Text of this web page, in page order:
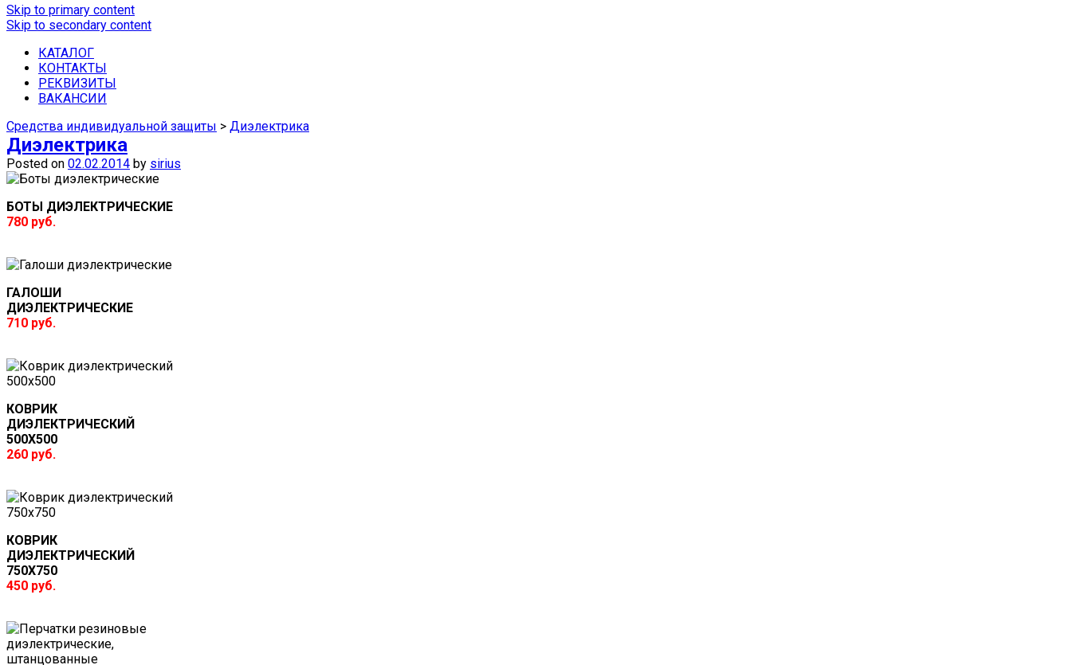
Купить спецодежду, спецобувь, средства защиты недорого можно в наших магазинах в Самаре.
Skip to primary content
Skip to secondary content
КАТАЛОГ
КОНТАКТЫ
РЕКВИЗИТЫ
ВАКАНСИИ
Средства индивидуальной защиты > Диэлектрика
Диэлектрика
Posted on 02.02.2014 by sirius
БОТЫ ДИЭЛЕКТРИЧЕСКИЕ
780 руб.
ГАЛОШИ
ДИЭЛЕКТРИЧЕСКИЕ
710 руб.
КОВРИК
ДИЭЛЕКТРИЧЕСКИЙ
500Х500
260 руб.
КОВРИК
ДИЭЛЕКТРИЧЕСКИЙ
750Х750
450 руб.